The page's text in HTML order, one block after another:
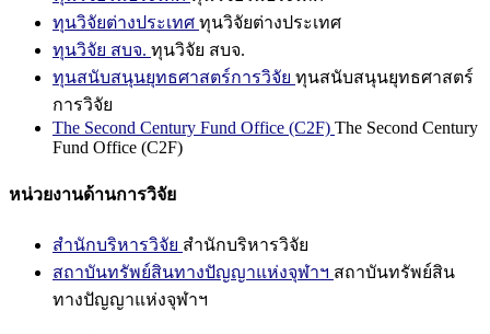
ทุนวิจัยต่างประเทศ ทุนวิจัยต่างประเทศ
ทุนวิจัย สบจ. ทุนวิจัย สบจ.
ทุนสนับสนุนยุทธศาสตร์การวิจัย ทุนสนับสนุนยุทธศาสตร์
การวิจัย
The Second Century Fund Office (C2F) The Second Century
Fund Office (C2F)
หน่วยงานด้านการวิจัย
สำนักบริหารวิจัย สำนักบริหารวิจัย
สถาบันทรัพย์สินทางปัญญาแห่งจุฬาฯ สถาบันทรัพย์สิน
ทางปัญญาแห่งจุฬาฯ